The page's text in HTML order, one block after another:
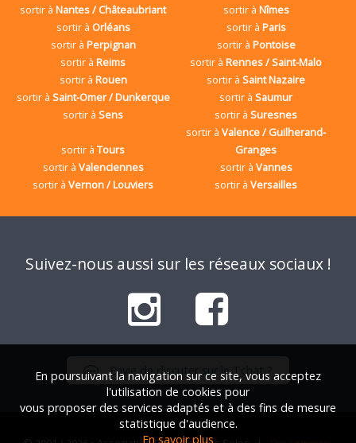
sortir àNantes / Châteaubriant sortir à Nîmes
sortir à Orléans sortir à Paris
sortir à Perpignan sortir à Pontoise
sortir àReims sortir àRennes / Saint-Malo
sortir à Rouen sortir àSaint Nazaire
sortir à Saint-Omer / Dunkerque sortir àSaumur
sortir àSens sortir àSuresnes
sortir àTours
sortir àValence / Guilherand-
Granges
sortir à Valenciennes sortir à Vannes
sortir àVernon / Louviers sortir àVersailles
Suivez-nous aussi sur les réseaux sociaux !
Envie de discuter sur le Tchat ?
En poursuivant la navigation sur ce site, vous acceptez
l'utilisation de cookies pour
vous proposer des services adaptés et à des fins de mesure
statistique d'audience.
En savoir plus